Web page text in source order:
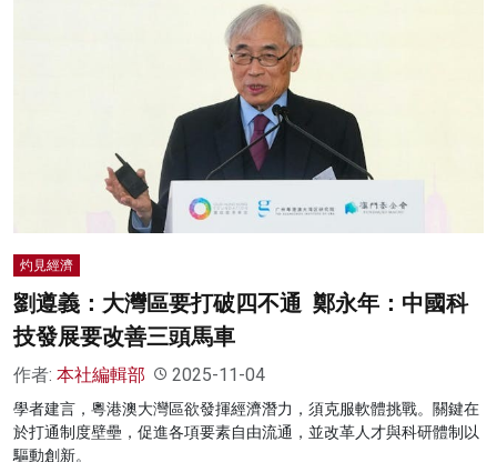
灼見經濟
劉遵義：大灣區要打破四不通 鄭永年：中國科
技發展要改善三頭馬車
作者: 本社編輯部 2025-11-04
學者建言，粵港澳大灣區欲發揮經濟潛力，須克服軟體挑戰。關鍵在
於打通制度壁壘，促進各項要素自由流通，並改革人才與科研體制以
驅動創新。